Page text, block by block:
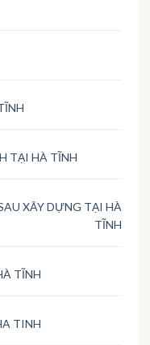
TẠI HÀ TĨNH
XÂY DỰNG TẠI HÀ
TĨNH
TĨNH
TINH